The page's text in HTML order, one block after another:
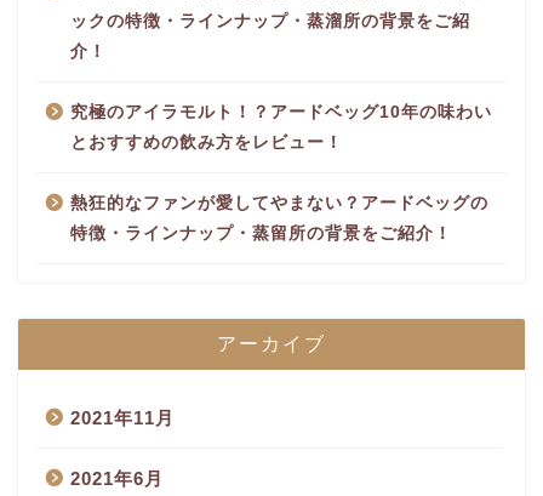
ックの特徴・ラインナップ・蒸溜所の背景をご紹
介！
究極のアイラモルト！？アードベッグ10年の味わい
とおすすめの飲み方をレビュー！
熱狂的なファンが愛してやまない？アードベッグの
特徴・ラインナップ・蒸留所の背景をご紹介！
アーカイブ
2021年11月
2021年6月